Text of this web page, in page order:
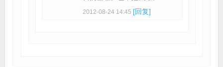
2012-08-24 14:45 [回复]